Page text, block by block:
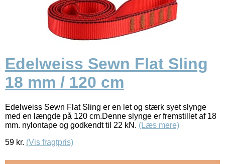
Edelweiss Sewn Flat Sling
18 mm / 120 cm
Edelweiss Sewn Flat Sling er en let og stærk syet slynge
med en længde på 120 cm.Denne slynge er fremstillet af 18
mm. nylontape og godkendt til 22 kN. (Læs mere)
59 kr. (Vis fragtpris)